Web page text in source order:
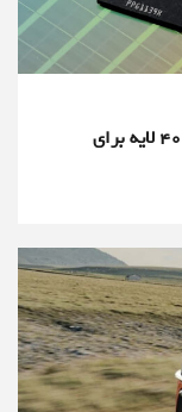
سامسونگ از اولین تراشه حافظه با بیش از ۴۰۰ لایه برای